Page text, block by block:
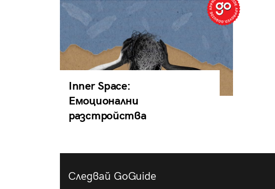
Inner Space:
Емоционални
разстройства
Следвай GoGuide